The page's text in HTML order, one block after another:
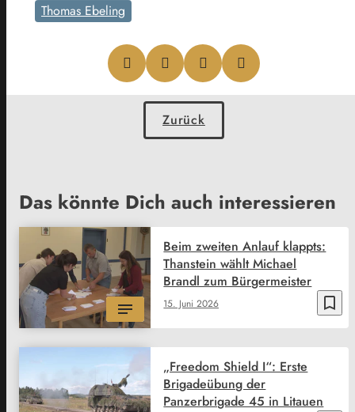
Thomas Ebeling
Zurück
Das könnte Dich auch interessieren
bookmark_border
15. Juni 2026
Beim zweiten Anlauf klappts:
Thanstein wählt Michael
Brandl zum Bürgermeister
„Freedom Shield I“: Erste
Brigadeübung der
Panzerbrigade 45 in Litauen